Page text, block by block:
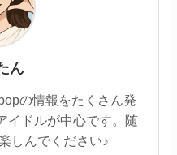
ん
の情報をたくさん発
イドルが中心です。随
しんでください♪